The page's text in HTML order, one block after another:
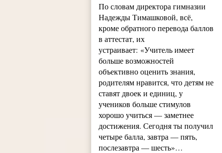
По словам директора гимназии
Надежды Тимашковой, всё,
кроме обратного перевода баллов
в аттестат, их
устраивает: «Учитель имеет
больше возможностей
объективно оценить знания,
родителям нравится, что детям не
ставят двоек и единиц, у
учеников больше стимулов
хорошо учиться — заметнее
достижения. Сегодня ты получил
четыре балла, завтра — пять,
послезавтра — шесть»…